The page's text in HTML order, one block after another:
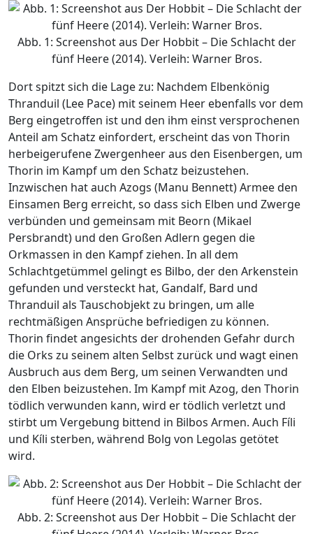
Abb. 1: Screenshot aus Der Hobbit – Die Schlacht der
fünf Heere (2014). Verleih: Warner Bros.
Dort spitzt sich die Lage zu: Nachdem Elbenkönig
Thranduil (Lee Pace) mit seinem Heer ebenfalls vor dem
Berg eingetroffen ist und den ihm einst versprochenen
Anteil am Schatz einfordert, erscheint das von Thorin
herbeigerufene Zwergenheer aus den Eisenbergen, um
Thorin im Kampf um den Schatz beizustehen.
Inzwischen hat auch Azogs (Manu Bennett) Armee den
Einsamen Berg erreicht, so dass sich Elben und Zwerge
verbünden und gemeinsam mit Beorn (Mikael
Persbrandt) und den Großen Adlern gegen die
Orkmassen in den Kampf ziehen. In all dem
Schlachtgetümmel gelingt es Bilbo, der den Arkenstein
gefunden und versteckt hat, Gandalf, Bard und
Thranduil als Tauschobjekt zu bringen, um alle
rechtmäßigen Ansprüche befriedigen zu können.
Thorin findet angesichts der drohenden Gefahr durch
die Orks zu seinem alten Selbst zurück und wagt einen
Ausbruch aus dem Berg, um seinen Verwandten und
den Elben beizustehen. Im Kampf mit Azog, den Thorin
tödlich verwunden kann, wird er tödlich verletzt und
stirbt um Vergebung bittend in Bilbos Armen. Auch Fíli
und Kíli sterben, während Bolg von Legolas getötet
wird.
Abb. 2: Screenshot aus Der Hobbit – Die Schlacht der